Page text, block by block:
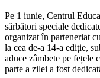
Pe 1 iunie, Centrul
sărbători speciale
organizat în parteneriat
la cea de-a 14-a ediție,
aduce zâmbete pe
parte a zilei a fost